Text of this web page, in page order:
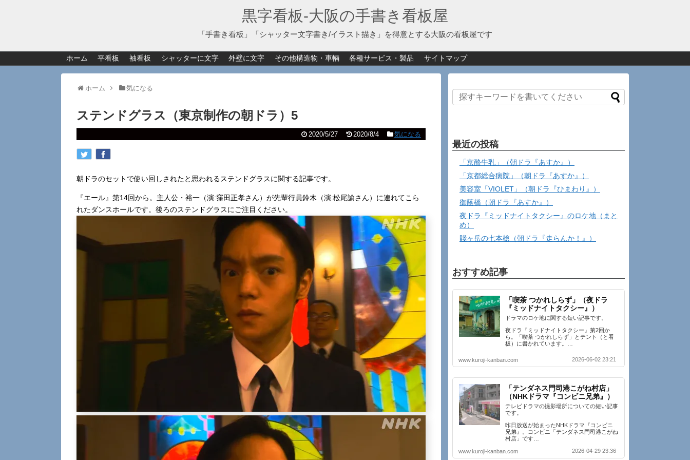
黒字看板‐大阪の手書き看板屋
「手書き看板」「シャッター文字書き/イラスト描き」を得意とする大阪の看板屋です
ホーム 平看板 袖看板 シャッターに文字 外壁に文字 その他構造物・車輛 各種サービス・製品 サイトマップ
ホーム 気になる
ステンドグラス（東京制作の朝ドラ）5
2020/5/27 2020/8/4 気になる
朝ドラのセットで使い回しされたと思われるステンドグラスに関する記事です。
『エール』第14回から。主人公・裕一（演:窪田正孝さん）が先輩行員鈴木（演:松尾諭さん）に連れてこら
れたダンスホールです。後ろのステンドグラスにご注目ください。
最近の投稿
「京酪牛乳」（朝ドラ『あすか』）
「京都総合病院」（朝ドラ『あすか』）
美容室「VIOLET」（朝ドラ『ひまわり』）
御蔭橋（朝ドラ『あすか』）
夜ドラ『ミッドナイトタクシー』のロケ地（まと
め）
賤ヶ岳の七本槍（朝ドラ『走らんか！』）
おすすめ記事
「喫茶 つかれしらず」（夜ドラ
『ミッドナイトタクシー』）
ドラマのロケ地に関する短い記事です。
夜ドラ『ミッドナイトタクシー』第2回か
ら。「喫茶 つかれしらず」とテント（と看
板）に書かれています。…
www.kuroji-kanban.com 2026-06-02 23:21
「テンダネス門司港こがね村店」
（NHKドラマ『コンビニ兄弟』）
テレビドラマの撮影場所についての短い記事
です。
昨日放送が始まったNHKドラマ『コンビニ
兄弟』。コンビニ「テンダネス門司港こがね
村店」です…
www.kuroji-kanban.com 2026-04-29 23:36